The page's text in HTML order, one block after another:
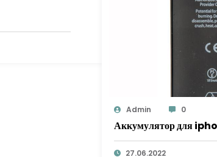
Admin 0
Аккумулятор для
27.06.2022